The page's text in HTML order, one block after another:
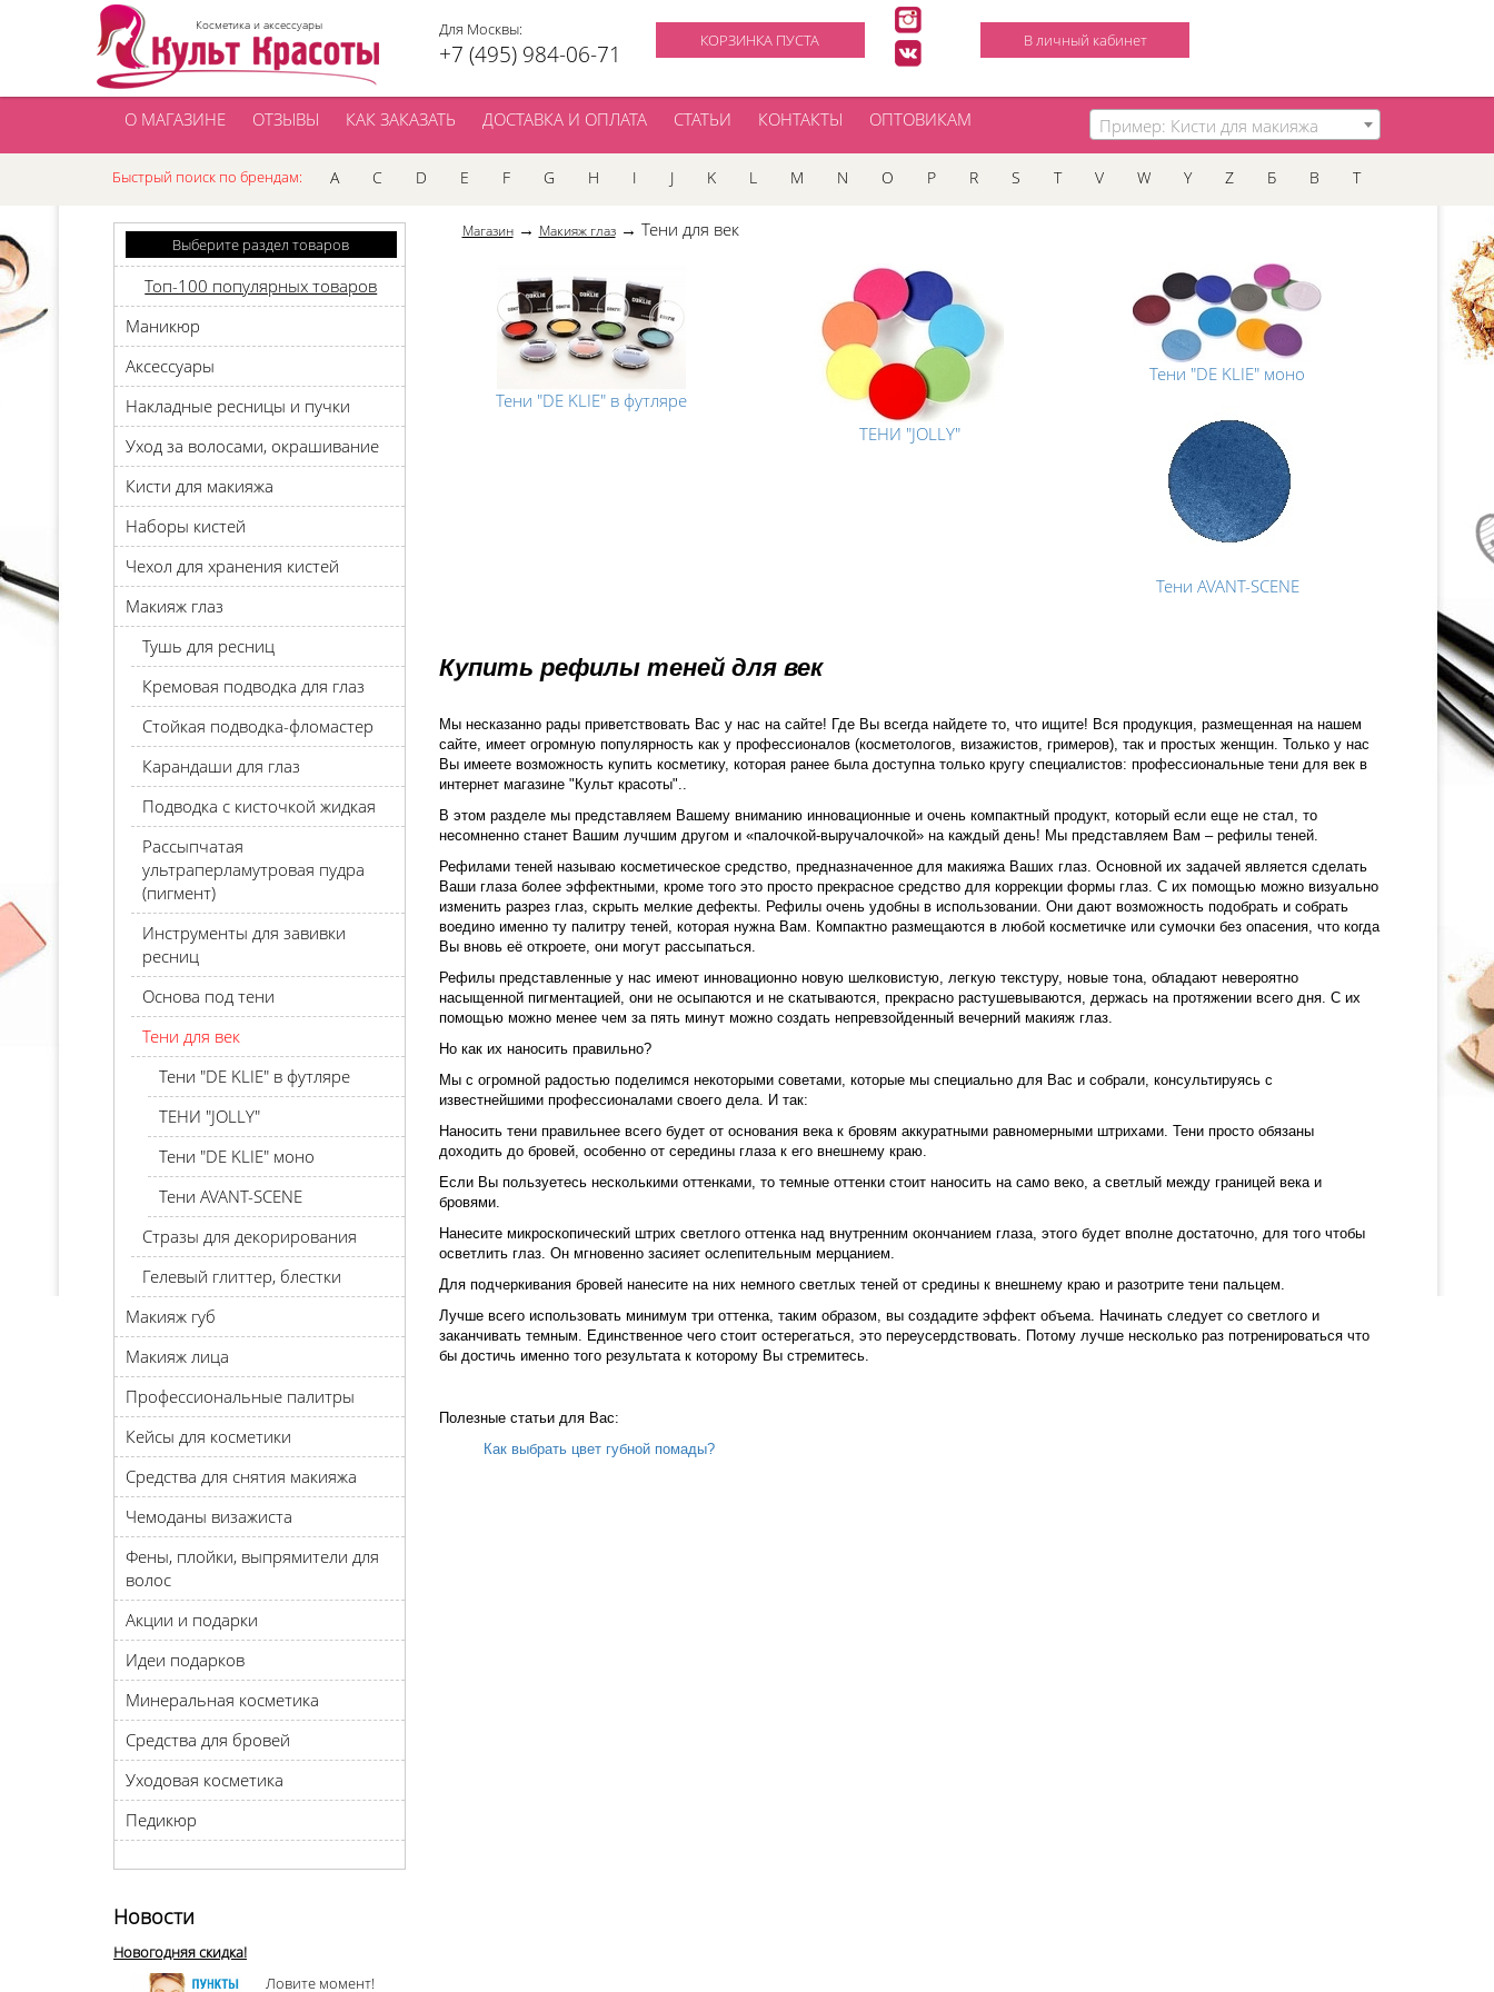
Косметика и аксессуары Для Москвы:
+7 (495) 984-06-71
КОРЗИНКА ПУСТА В личный кабинет
О МАГАЗИНЕ ОТЗЫВЫ КАК ЗАКАЗАТЬ ДОСТАВКА И ОПЛАТА СТАТЬИ КОНТАКТЫ ОПТОВИКАМ Пример: Кисти для макияжа
Быстрый поиск по брендам: A C D E F G H I J K L M N O P R S T V W Y Z Б В Т
Выберите раздел товаров
Топ-100 популярных товаров
Маникюр
Аксессуары
Накладные ресницы и пучки
Уход за волосами, окрашивание
Кисти для макияжа
Наборы кистей
Чехол для хранения кистей
Макияж глаз
Тушь для ресниц
Кремовая подводка для глаз
Стойкая подводка-фломастер
Карандаши для глаз
Подводка с кисточкой жидкая
Рассыпчатая
ультраперламутровая пудра
(пигмент)
Инструменты для завивки
ресниц
Основа под тени
Тени для век
Тени "DE KLIE" в футляре
ТЕНИ "JOLLY"
Тени "DE KLIE" моно
Тени AVANT-SCENE
Стразы для декорирования
Гелевый глиттер, блестки
Макияж губ
Макияж лица
Профессиональные палитры
Кейсы для косметики
Средства для снятия макияжа
Чемоданы визажиста
Фены, плойки, выпрямители для
волос
Акции и подарки
Идеи подарков
Минеральная косметика
Средства для бровей
Уходовая косметика
Педикюр
Новости
Новогодняя скидка!
Ловите момент!
Магазин→ Макияж глаз→ Тени для век
Тени "DE KLIE" в футляре
ТЕНИ "JOLLY"
Тени "DE KLIE" моно
Тени AVANT-SCENE
Купить рефилы теней для век
Мы несказанно рады приветствовать Вас у нас на сайте! Где Вы всегда найдете то, что ищите! Вся продукция, размещенная на нашем
сайте, имеет огромную популярность как у профессионалов (косметологов, визажистов, гримеров), так и простых женщин. Только у нас
Вы имеете возможность купить косметику, которая ранее была доступна только кругу специалистов: профессиональные тени для век в
интернет магазине "Культ красоты"..
В этом разделе мы представляем Вашему вниманию инновационные и очень компактный продукт, который если еще не стал, то
несомненно станет Вашим лучшим другом и «палочкой-выручалочкой» на каждый день! Мы представляем Вам – рефилы теней.
Рефилами теней называю косметическое средство, предназначенное для макияжа Ваших глаз. Основной их задачей является сделать
Ваши глаза более эффектными, кроме того это просто прекрасное средство для коррекции формы глаз. С их помощью можно визуально
изменить разрез глаз, скрыть мелкие дефекты. Рефилы очень удобны в использовании. Они дают возможность подобрать и собрать
воедино именно ту палитру теней, которая нужна Вам. Компактно размещаются в любой косметичке или сумочки без опасения, что когда
Вы вновь её откроете, они могут рассыпаться.
Рефилы представленные у нас имеют инновационно новую шелковистую, легкую текстуру, новые тона, обладают невероятно
насыщенной пигментацией, они не осыпаются и не скатываются, прекрасно растушевываются, держась на протяжении всего дня. С их
помощью можно менее чем за пять минут можно создать непревзойденный вечерний макияж глаз.
Но как их наносить правильно?
Мы с огромной радостью поделимся некоторыми советами, которые мы специально для Вас и собрали, консультируясь с
известнейшими профессионалами своего дела. И так:
Наносить тени правильнее всего будет от основания века к бровям аккуратными равномерными штрихами. Тени просто обязаны
доходить до бровей, особенно от середины глаза к его внешнему краю.
Если Вы пользуетесь несколькими оттенками, то темные оттенки стоит наносить на само веко, а светлый между границей века и
бровями.
Нанесите микроскопический штрих светлого оттенка над внутренним окончанием глаза, этого будет вполне достаточно, для того чтобы
осветлить глаз. Он мгновенно засияет ослепительным мерцанием.
Для подчеркивания бровей нанесите на них немного светлых теней от средины к внешнему краю и разотрите тени пальцем.
Лучше всего использовать минимум три оттенка, таким образом, вы создадите эффект объема. Начинать следует со светлого и
заканчивать темным. Единственное чего стоит остерегаться, это переусердствовать. Потому лучше несколько раз потренироваться что
бы достичь именно того результата к которому Вы стремитесь.
Полезные статьи для Вас:
Как выбрать цвет губной помады?